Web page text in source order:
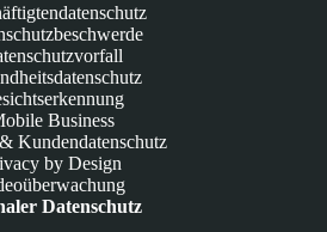
Business
Kundendatenschutz
by Design
Datenschutz